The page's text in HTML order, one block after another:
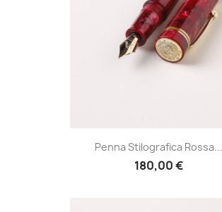
Penna Stilografica Rossa...
180,00 €